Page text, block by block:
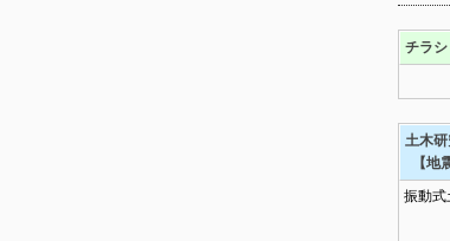
チラシ
土木
【地
振動式